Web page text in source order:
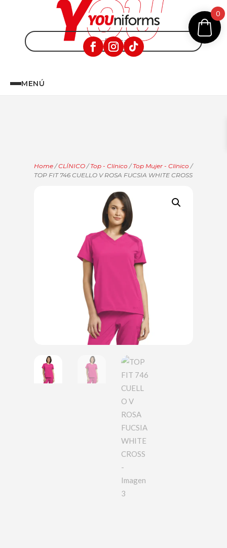
MENÚ
Home /CLÍNICO /Top - Clínico /Top Mujer - Clínico /
TOP FIT 746 CUELLO V ROSA FUCSIA WHITE CROSS
0